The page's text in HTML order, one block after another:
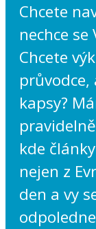
Chcete
nechce se
Chcete
kapsy?
kde
nejen z
den a vy